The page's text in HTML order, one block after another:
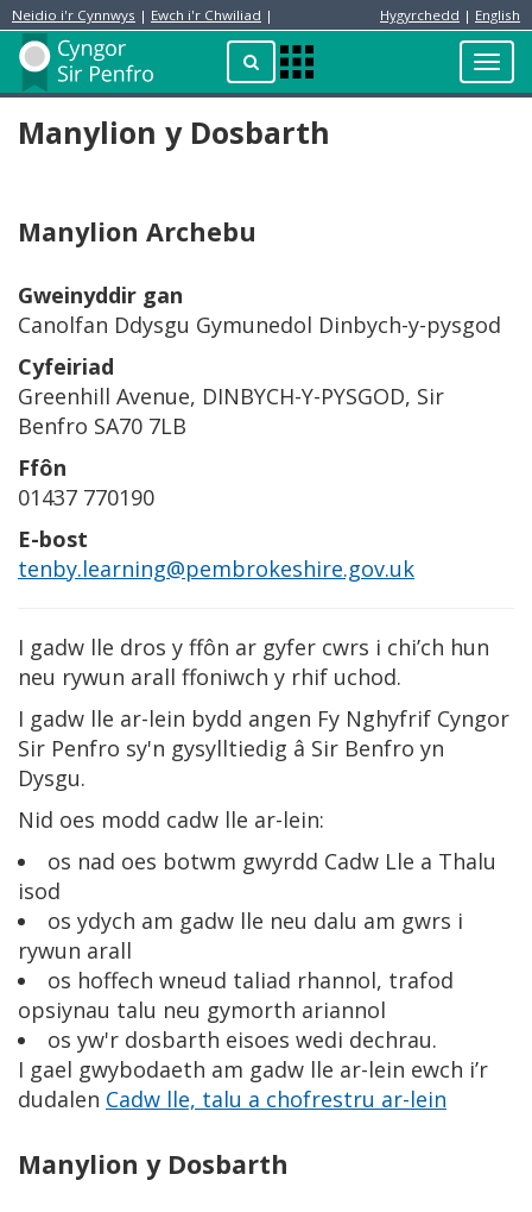
Neidio i'r Cynnwys | Ewch i'r Chwiliad | Hygyrchedd | English
ChwilioApps
Menu
Preswylydd
Manylion y Dosbarth
Manylion Archebu
Gweinyddir gan
Canolfan Ddysgu Gymunedol Dinbych-y-pysgod
Cyfeiriad
Greenhill Avenue, DINBYCH-Y-PYSGOD, Sir
Benfro SA70 7LB
Ffôn
01437 770190
E-bost
tenby.learning@pembrokeshire.gov.uk
I gadw lle dros y ffôn ar gyfer cwrs i chi’ch hun
neu rywun arall ffoniwch y rhif uchod.
I gadw lle ar-lein bydd angen Fy Nghyfrif Cyngor
Sir Penfro sy'n gysylltiedig â Sir Benfro yn
Dysgu.
Nid oes modd cadw lle ar-lein:
os nad oes botwm gwyrdd Cadw Lle a Thalu
isod
os ydych am gadw lle neu dalu am gwrs i
rywun arall
os hoffech wneud taliad rhannol, trafod
opsiynau talu neu gymorth ariannol
os yw'r dosbarth eisoes wedi dechrau.
I gael gwybodaeth am gadw lle ar-lein ewch i’r
dudalen Cadw lle, talu a chofrestru ar-lein
Manylion y Dosbarth